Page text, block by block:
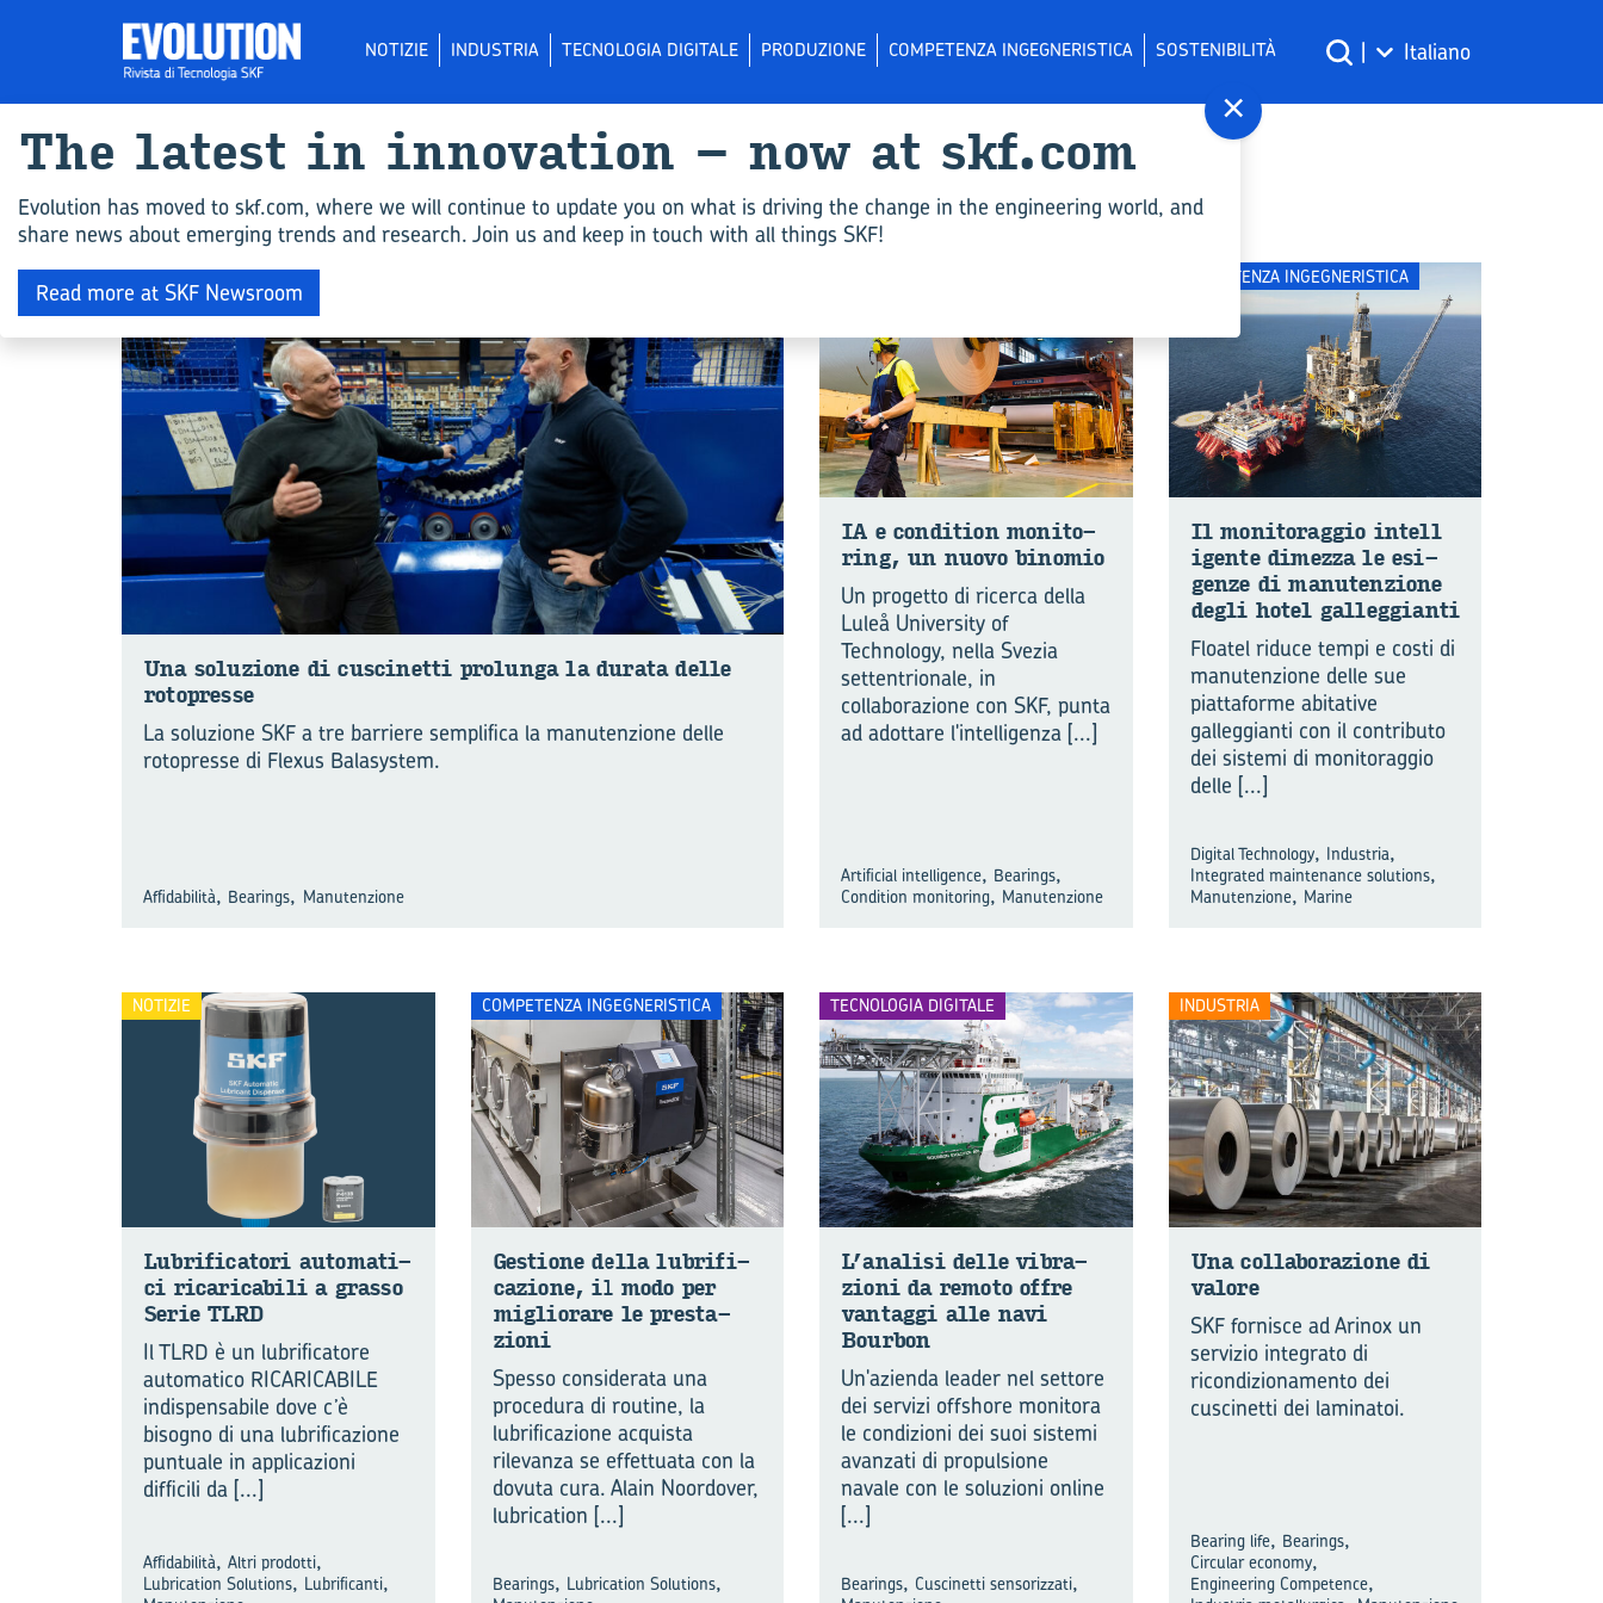
NOTIZIE INDUSTRIA TECNOLOGIA DIGITALE PRODUZIONE COMPETENZA INGEGNERISTICA SOSTENIBILITÀ | Italiano
Tutti gli ar­ti­co­li per "Ma­nu­ten­zio­ne"
COMPETENZA INGEGNERISTICA
Una so­lu­zio­ne di cu­sci­net­ti pro­lun­ga la du­ra­ta delle
ro­to­pres­se
La soluzione SKF a tre barriere semplifica la manutenzione delle
rotopresse di Flexus Balasystem.
Affidabilità, Bearings, Manutenzione
IA e con­di­tion mo­ni­to­
ring, un nuovo bi­no­mio
Un progetto di ricerca della
Luleå University of
Technology, nella Svezia
settentrionale, in
collaborazione con SKF, punta
ad adottare l'intelligenza [...]
Artificial intelligence, Bearings,
Condition monitoring, Manutenzione
COMPETENZA INGEGNERISTICA
Il mo­ni­to­rag­gio in­tel­l
i­gen­te di­mez­za le esi­
gen­ze di ma­nu­ten­zio­ne
degli hotel gal­leg­gian­ti
Floatel riduce tempi e costi di
manutenzione delle sue
piattaforme abitative
galleggianti con il contributo
dei sistemi di monitoraggio
delle [...]
Digital Technology, Industria,
Integrated maintenance solutions,
Manutenzione, Marine
NOTIZIE
Lu­bri­fi­ca­to­ri au­to­ma­ti­
ci ri­ca­ri­ca­bi­li a gras­so
Serie TLRD
Il TLRD è un lubrificatore
automatico RICARICABILE
indispensabile dove c’è
bisogno di una lubrificazione
puntuale in applicazioni
difficili da [...]
Affidabilità, Altri prodotti,
Lubrication Solutions, Lubrificanti,
COMPETENZA INGEGNERISTICA
Ge­stio­ne della lu­bri­fi­
ca­zio­ne, il modo per
mi­glio­ra­re le pre­sta­
zio­ni
Spesso considerata una
procedura di routine, la
lubrificazione acquista
rilevanza se effettuata con la
dovuta cura. Alain Noordover,
lubrication [...]
Bearings, Lubrication Solutions,
TECNOLOGIA DIGITALE
L’ana­li­si delle vi­bra­
zio­ni da re­mo­to offre
van­tag­gi alle navi
Bour­bon
Un'azienda leader nel settore
dei servizi offshore monitora
le condizioni dei suoi sistemi
avanzati di propulsione
navale con le soluzioni online
[...]
Bearings, Cuscinetti sensorizzati,
INDUSTRIA
Una col­la­bo­ra­zio­ne di
va­lo­re
SKF fornisce ad Arinox un
servizio integrato di
ricondizionamento dei
cuscinetti dei laminatoi.
Bearing life, Bearings,
Circular economy,
Engineering Competence,
×
The la­te­st in in­no­va­tion – now at skf.com
Evolution has moved to skf.com, where we will continue to update you on what is driving the change in the engineering world, and
share news about emerging trends and research. Join us and keep in touch with all things SKF!
Read more at SKF Newsroom